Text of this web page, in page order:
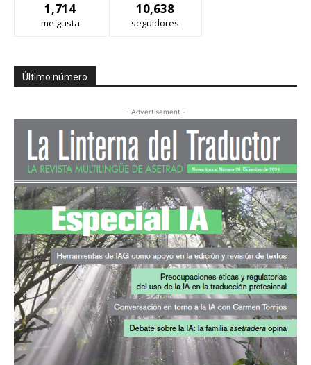
1,714
me gusta
10,638
seguidores
Último número
- Advertisement -